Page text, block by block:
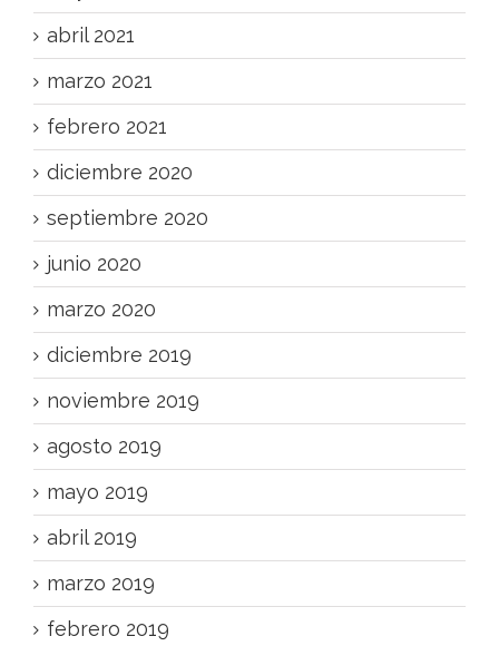
abril 2021
marzo 2021
febrero 2021
diciembre 2020
septiembre 2020
junio 2020
marzo 2020
diciembre 2019
noviembre 2019
agosto 2019
mayo 2019
abril 2019
marzo 2019
febrero 2019